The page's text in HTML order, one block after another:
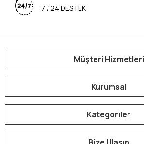
7 / 24 DESTEK
Müşteri Hizmetleri
Kurumsal
Kategoriler